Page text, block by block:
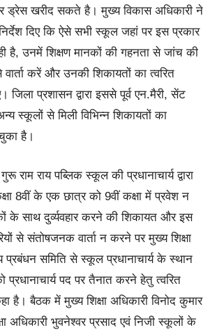
ड्रेस खरीद सकते है। मुख्य विकास अधिकारी ने
निर्देश दिए कि ऐसे सभी स्कूल जहां पर इस प्रकार
है, उनमें शिक्षण मानकों की गहनता से जांच की
करें और उनकी शिकायतों का त्वरित
जिला प्रशासन द्वारा इससे पूर्व एन.मैरी, सेंट
स्कूलों से मिली विभिन्न शिकायतों का
है।
राम राय पब्लिक स्कूल की प्रधानाचार्य द्वारा
8वीं के एक छात्र को 9वीं कक्षा में प्रवेश न
के साथ दुर्व्यवहार करने की शिकायत और इस
से संतोषजनक वार्ता न करने पर मुख्य शिक्षा
प्रबंधन समिति से स्कूल प्रधानाचार्य के स्थान
प्रधानाचार्य पद पर तैनात करने हेतु त्वरित
है। बैठक में मुख्य शिक्षा अधिकारी विनोद कुमार
अधिकारी भुवनेश्वर प्रसाद एवं निजी स्कूलों के